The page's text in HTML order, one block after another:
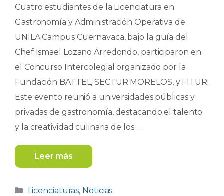
Cuatro estudiantes de la Licenciatura en
Gastronomía y Administración Operativa de
UNILA Campus Cuernavaca, bajo la guía del
Chef Ismael Lozano Arredondo, participaron en
el Concurso Intercolegial organizado por la
Fundación BATTEL, SECTUR MORELOS, y FITUR.
Este evento reunió a universidades públicas y
privadas de gastronomía, destacando el talento
y la creatividad culinaria de los …
Leer más
Categorías
Licenciaturas, Noticias